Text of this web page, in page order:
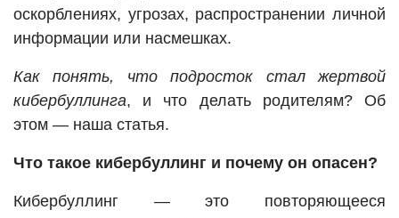
оскорблениях, угрозах, распространении личной
информации или насмешках.
Как понять, что подросток стал жертвой
кибербуллинга, и что делать родителям? Об
этом — наша статья.
Что такое кибербуллинг и почему он опасен?
Кибербуллинг — это повторяющееся